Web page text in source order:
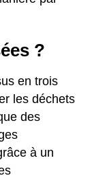
?
en trois
les déchets
des
à un